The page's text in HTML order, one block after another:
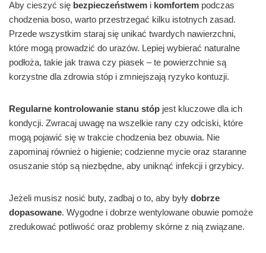
Aby cieszyć się bezpieczeństwem i komfortem podczas
chodzenia boso, warto przestrzegać kilku istotnych zasad.
Przede wszystkim staraj się unikać twardych nawierzchni,
które mogą prowadzić do urazów. Lepiej wybierać naturalne
podłoża, takie jak trawa czy piasek – te powierzchnie są
korzystne dla zdrowia stóp i zmniejszają ryzyko kontuzji.
Regularne kontrolowanie stanu stóp jest kluczowe dla ich
kondycji. Zwracaj uwagę na wszelkie rany czy odciski, które
mogą pojawić się w trakcie chodzenia bez obuwia. Nie
zapominaj również o higienie; codzienne mycie oraz staranne
osuszanie stóp są niezbędne, aby uniknąć infekcji i grzybicy.
Jeżeli musisz nosić buty, zadbaj o to, aby były dobrze
dopasowane. Wygodne i dobrze wentylowane obuwie pomoże
zredukować potliwość oraz problemy skórne z nią związane.